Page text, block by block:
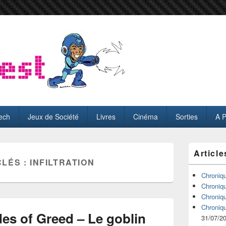
Jeux de Société Livres Cinéma Sorties A
: INFILTRATION
of Greed – Le goblin
principale
de
widget
pour
barre
latérale
31/07/